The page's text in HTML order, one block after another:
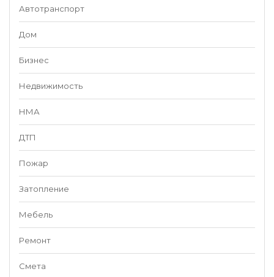
Автотранспорт
Дом
Бизнес
Недвижимость
НМА
ДТП
Пожар
Затопление
Мебель
Ремонт
Смета